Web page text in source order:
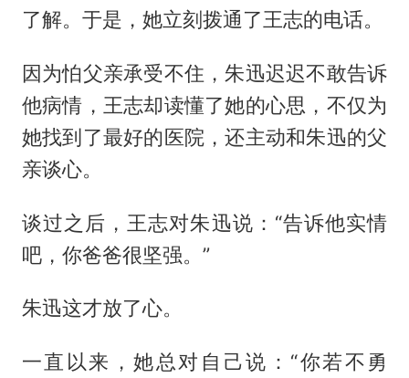
了解。于是，她立刻拨通了王志的电话。
因为怕父亲承受不住，朱迅迟迟不敢告诉
他病情，王志却读懂了她的心思，不仅为
她找到了最好的医院，还主动和朱迅的父
亲谈心。
谈过之后，王志对朱迅说：“告诉他实情
吧，你爸爸很坚强。”
朱迅这才放了心。
一直以来，她总对自己说：“你若不勇